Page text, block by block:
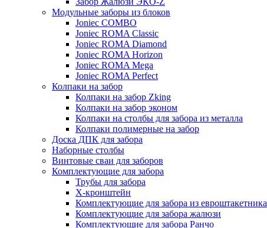
Модульные заборы из блоков
Joniec COMBO
Joniec ROMA Classic
Joniec ROMA Diamond
Joniec ROMA Horizon
Joniec ROMA Mega
Joniec ROMA Perfect
Колпаки на забор
Колпаки на забор Zking
Колпаки на забор эконом
Колпаки на столбы для забора из металла
Колпаки полимерные на забор
Доска ДПК для забора
Наборные столбы
Винтовые сваи для заборов
Комплектующие для забора
Трубы для забора
Х-кронштейн
Комплектующие для забора из евроштакетника
Комплектующие для забора жалюзи
Комплектующие для забора Ранчо